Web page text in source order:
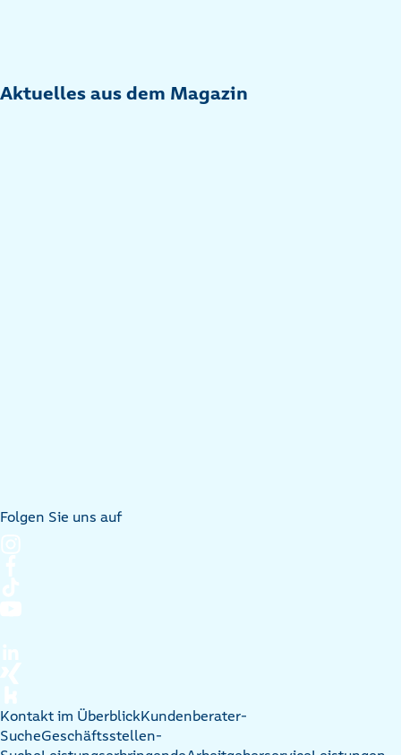
Aktuelles aus dem Magazin
Folgen Sie uns auf
Kontakt im ÜberblickKundenberater-
SucheGeschäftsstellen-